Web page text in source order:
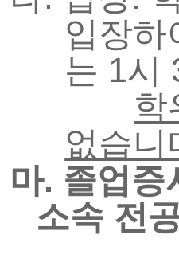
입장하
는 1시
학
없습니
마. 졸업증
소속 전